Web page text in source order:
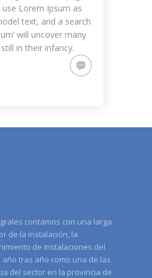
Lorem Ipsum as
text, and a search
will uncover many
in their infancy.
contamos con una larga
de la instalación, la
de instalaciones del
tras año como una de las
del sector en la provincia de